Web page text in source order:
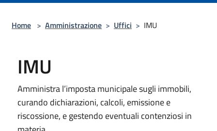
Home > Amministrazione > Uffici > IMU
IMU
Amministra l’imposta municipale sugli immobili,
curando dichiarazioni, calcoli, emissione e
riscossione, e gestendo eventuali contenziosi in